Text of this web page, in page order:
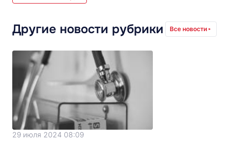
Другие новости рубрики Все новости
29 июля 2024 08:09